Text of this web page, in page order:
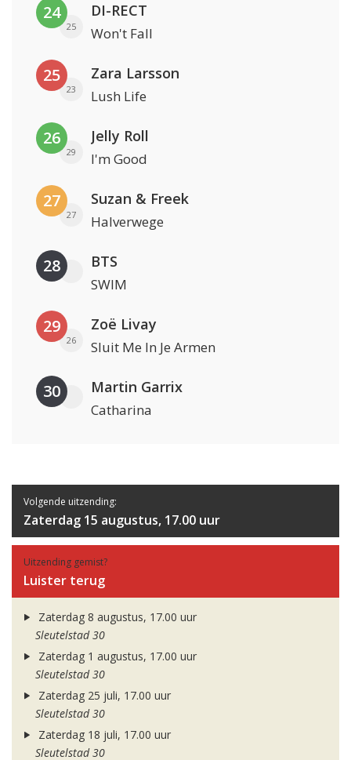
24
25
DI-RECT
Won't Fall
25
23
Zara Larsson
Lush Life
26
29
Jelly Roll
I'm Good
27
27
Suzan & Freek
Halverwege
28 BTS
SWIM
29
26
Zoë Livay
Sluit Me In Je Armen
30 Martin Garrix
Catharina
Volgende uitzending:
Zaterdag 15 augustus, 17.00 uur
Uitzending gemist?
Luister terug
Zaterdag 8 augustus, 17.00 uur
Sleutelstad 30
Zaterdag 1 augustus, 17.00 uur
Sleutelstad 30
Zaterdag 25 juli, 17.00 uur
Sleutelstad 30
Zaterdag 18 juli, 17.00 uur
Sleutelstad 30